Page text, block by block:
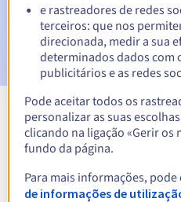
E-mail após o Redemption
eliminação do nome de
Ver todas as
e rastreadores de redes
terceiros: que nos
direcionada, medir a sua
determinados dados com
publicitários e as redes
Pode aceitar todos os
personalizar as suas
clicando na ligação «Gerir os
fundo da página.
Para mais informações,
de informações de